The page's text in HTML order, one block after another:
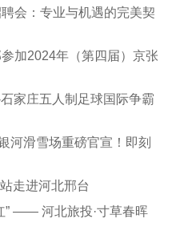
会：专业与机遇的完美契
加2024年（第四届）京张
家庄五人制足球国际争霸
河滑雪场重磅官宣！即刻
走进河北邢台
” —— 河北旅投·寸草春晖